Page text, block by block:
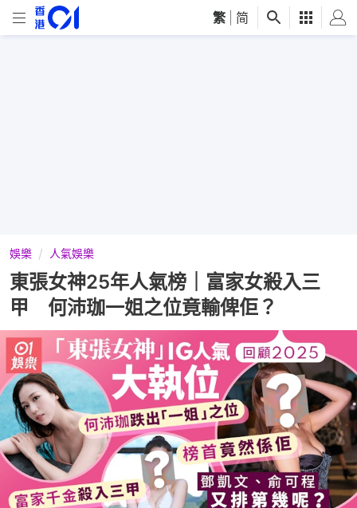
繁 简
娛樂 人氣娛樂
東張女神25年人氣榜｜富家女殺入三
甲 何沛珈一姐之位竟輸俾佢？